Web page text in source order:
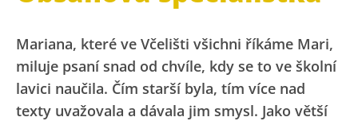
Mariana, které ve Včelišti všichni říkáme Mari,
miluje psaní snad od chvíle, kdy se to ve školní
lavici naučila. Čím starší byla, tím více nad
texty uvažovala a dávala jim smysl. Jako větší